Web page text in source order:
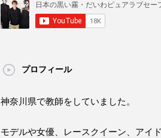
プロフィール
神奈川県で教師をしていました。
モデルや女優、レースクイーン、アイ